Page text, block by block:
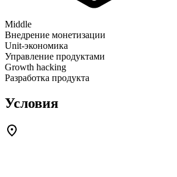
Middle
Внедрение монетизации
Unit-экономика
Управление продуктами
Growth hacking
Разработка продукта
Условия